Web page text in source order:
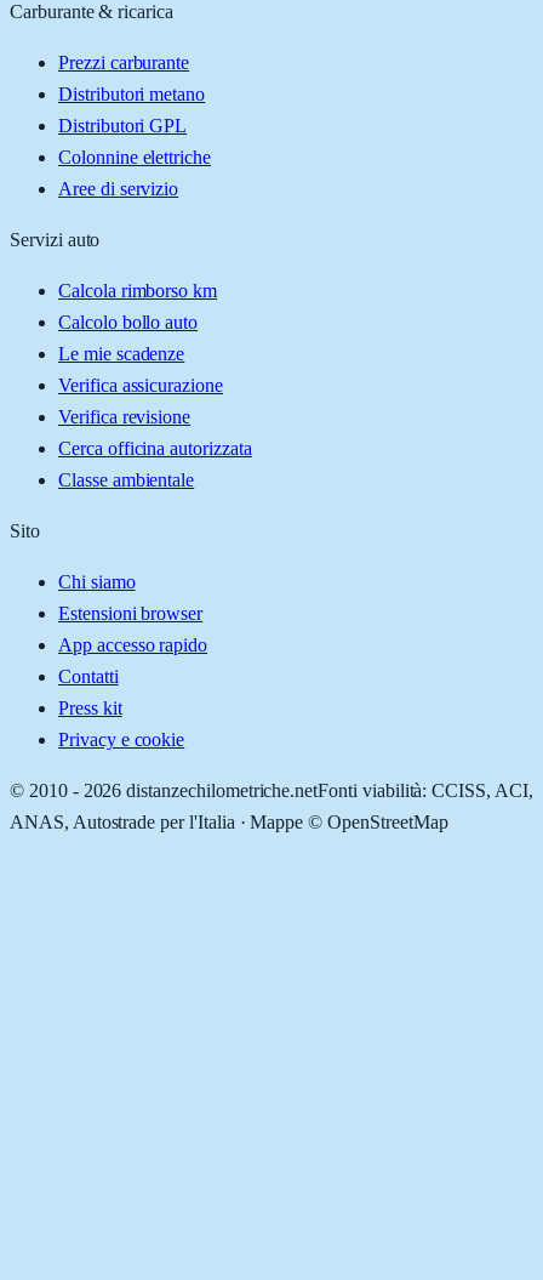
Carburante & ricarica
Prezzi carburante
Distributori metano
Distributori GPL
Colonnine elettriche
Aree di servizio
Servizi auto
Calcola rimborso km
Calcolo bollo auto
Le mie scadenze
Verifica assicurazione
Verifica revisione
Cerca officina autorizzata
Classe ambientale
Sito
Chi siamo
Estensioni browser
App accesso rapido
Contatti
Press kit
Privacy e cookie
© 2010 - 2026 distanzechilometriche.netFonti viabilità: CCISS, ACI,
ANAS, Autostrade per l'Italia · Mappe © OpenStreetMap